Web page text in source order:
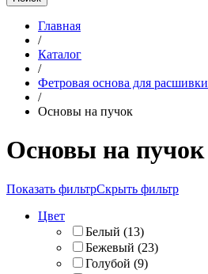
Главная
/
Каталог
/
Фетровая основа для расшивки
/
Основы на пучок
Основы на пучок
Показать фильтрСкрыть фильтр
Цвет
Белый (13)
Бежевый (23)
Голубой (9)